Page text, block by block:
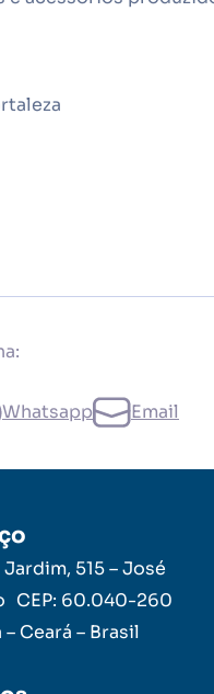
Whatsapp Email
Jardim, 515 – José
CEP: 60.040-260
Ceará – Brasil